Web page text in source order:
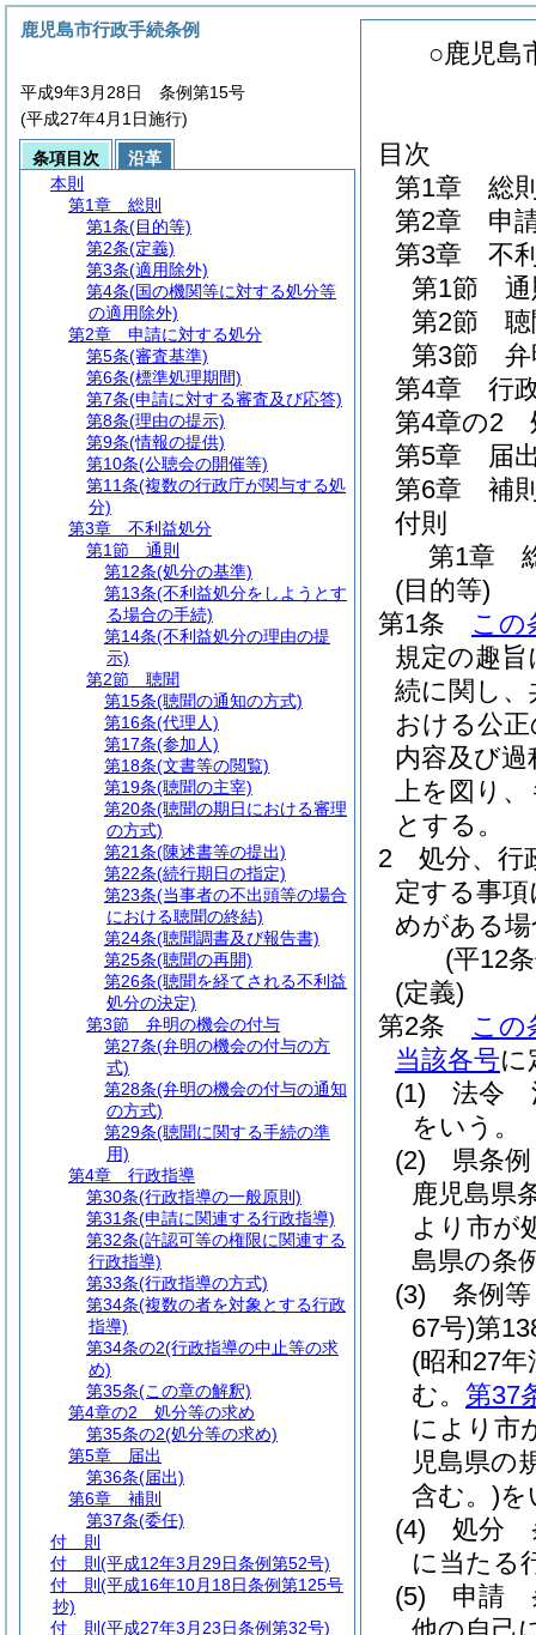
○鹿児島
目次
第1章
総
第2章
申
第3章
不
第1節
第2節
第3節
第4章
行
第4章の2
第5章
届
第6章
補
付則
第1章
(目的等)
第1条
この
規定の趣
続に関し
おける公
内容及び
上を図り
とする。
2
処分、行
定する事
めがある
(平12
(定義)
第2条
この
当該各号に
(1)
法令
をいう。
(2)
県条
鹿児島県
より市が
島県の条
(3)
条例
67号)第
(昭和27
む。 第37
により市
児島県の
含む。)を
(4)
処分
に当たる
(5)
申請
鹿児島市行政手続条例
平成9年3月28日 条例第15号
(平成27年4月1日施行)
条項目次
沿革
本則
第1章
総則
第1条(目的等)
第2条(定義)
第3条(適用除外)
第4条(国の機関等に対する処分等
の適用除外)
第2章
申請に対する処分
第5条(審査基準)
第6条(標準処理期間)
第7条(申請に対する審査及び応答)
第8条(理由の提示)
第9条(情報の提供)
第10条(公聴会の開催等)
第11条(複数の行政庁が関与する処
分)
第3章
不利益処分
第1節
通則
第12条(処分の基準)
第13条(不利益処分をしようとす
る場合の手続)
第14条(不利益処分の理由の提
示)
第2節
聴聞
第15条(聴聞の通知の方式)
第16条(代理人)
第17条(参加人)
第18条(文書等の閲覧)
第19条(聴聞の主宰)
第20条(聴聞の期日における審理
の方式)
第21条(陳述書等の提出)
第22条(続行期日の指定)
第23条(当事者の不出頭等の場合
における聴聞の終結)
第24条(聴聞調書及び報告書)
第25条(聴聞の再開)
第26条(聴聞を経てされる不利益
処分の決定)
第3節
弁明の機会の付与
第27条(弁明の機会の付与の方
式)
第28条(弁明の機会の付与の通知
の方式)
第29条(聴聞に関する手続の準
用)
第4章
行政指導
第30条(行政指導の一般原則)
第31条(申請に関連する行政指導)
第32条(許認可等の権限に関連する
行政指導)
第33条(行政指導の方式)
第34条(複数の者を対象とする行政
指導)
第34条の2(行政指導の中止等の求
め)
第35条(この章の解釈)
第4章の2
処分等の求め
第35条の2(処分等の求め)
第5章
届出
第36条(届出)
第6章
補則
第37条(委任)
付 則
付 則 (平成12年3月29日条例第52号)
付 則 (平成16年10月18日条例第125号
抄)
付 則 (平成27年3月23日条例第32号)